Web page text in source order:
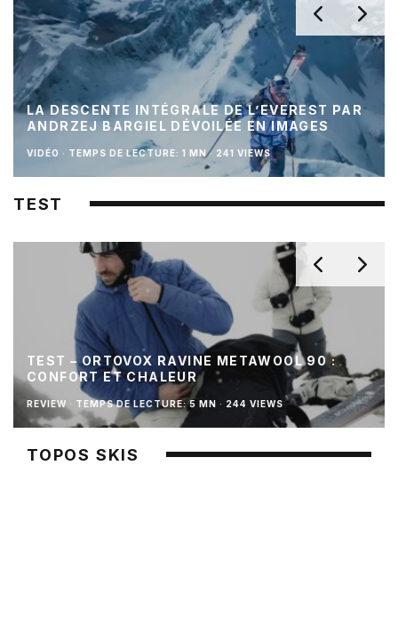
LA DESCENTE INTÉGRALE DE L’EVEREST PAR
ANDRZEJ BARGIEL DÉVOILÉE EN IMAGES
VIDÉO · TEMPS DE LECTURE: 1 MN · 241 VIEWS
TEST
TEST – ORTOVOX RAVINE METAWOOL 90 :
CONFORT ET CHALEUR
REVIEW · TEMPS DE LECTURE: 5 MN · 244 VIEWS
TOPOS SKIS